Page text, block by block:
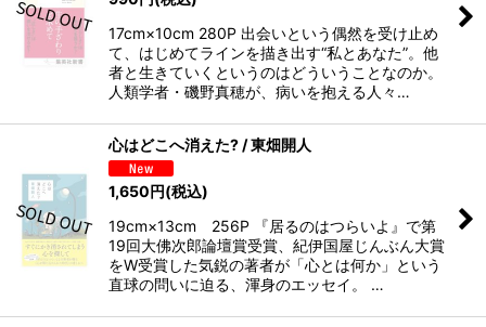
17cm×10cm 280P 出会いという偶然を受け止め
て、はじめてラインを描き出す“私とあなた”。他
者と生きていくというのはどういうことなのか。
人類学者・磯野真穂が、病いを抱える人々…
心はどこへ消えた? / 東畑開人
1,650円(税込)
19cm×13cm 256P 『居るのはつらいよ』で第
19回大佛次郎論壇賞受賞、紀伊国屋じんぶん大賞
をW受賞した気鋭の著者が「心とは何か」という
直球の問いに迫る、渾身のエッセイ。 …